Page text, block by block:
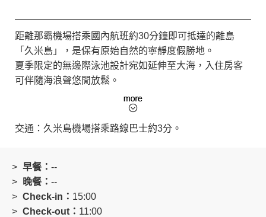
距離那霸機場搭乘國內航班約30分鐘即可抵達的離島
「久米島」，是保有原始自然的寧靜度假勝地。
夏季限定的無邊際泳池設計宛如延伸至大海，入住房客
可伴隨海浪聲悠閒放鬆。
住客亦可免費使用館內大浴場。
交通：久米島機場搭乘路線巴士約3分。
早餐： --
晚餐： --
Check-in： 15:00
Check-out： 11:00